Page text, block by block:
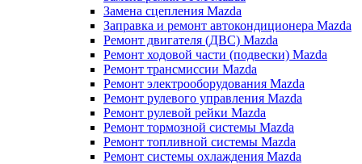
Замена сцепления Mazda
Заправка и ремонт автокондиционера Mazda
Ремонт двигателя (ДВС) Mazda
Ремонт ходовой части (подвески) Mazda
Ремонт трансмиссии Mazda
Ремонт электрооборудования Mazda
Ремонт рулевого управления Mazda
Ремонт рулевой рейки Mazda
Ремонт тормозной системы Mazda
Ремонт топливной системы Mazda
Ремонт системы охлаждения Mazda